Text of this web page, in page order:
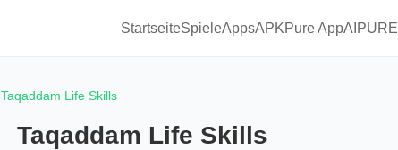
StartseiteSpieleAppsAPKPure AppAIPURE
Taqaddam Life Skills
Taqaddam Life Skills